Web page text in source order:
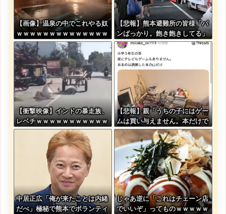
【画像】温泉の中でこれやる奴
ｗｗｗｗｗｗｗｗｗｗｗｗｗｗ
ｗｗ
【悲報】熊本避難所の皆様「パ
ンばっかり。飽き飽きしてる」
【衝撃映像】インドの暴走族、
レベチｗｗｗｗｗｗｗｗｗｗｗ
ｗｗｗｗｗ
【悲報】親「うちの子にはゲー
ムは買い与えません。本だけで
十分」→結果ｗｗｗ
中居正広「俺が来たことは内緒
だべ」極秘で熊本でボランティ
じゃあ逆に「これはチェーン店
でいいぞ」ってものｗｗｗｗｗ